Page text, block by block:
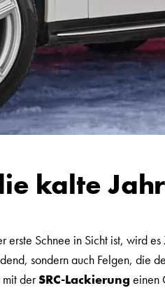
kalte
erste Schnee in Sicht ist, wird
sondern auch Felgen, die
derSRC-Lackierung einen